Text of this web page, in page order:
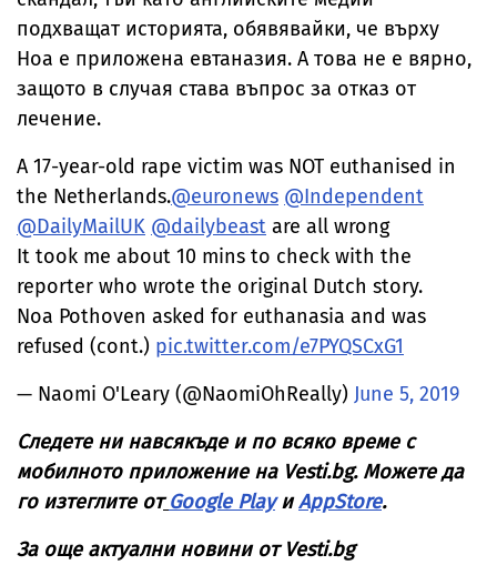
подхващат историята, обявявайки, че върху
Ноа е приложена евтаназия. А това не е вярно,
защото в случая става въпрос за отказ от
лечение.
A 17-year-old rape victim was NOT euthanised in
the Netherlands.@euronews @Independent
@DailyMailUK @dailybeast are all wrong
It took me about 10 mins to check with the
reporter who wrote the original Dutch story.
Noa Pothoven asked for euthanasia and was
refused (cont.) pic.twitter.com/e7PYQSCxG1
— Naomi O'Leary (@NaomiOhReally) June 5, 2019
Следете ни навсякъде и по всяко време с
мобилното приложение на Vesti.bg. Можете да
го изтеглите от Google PlayиAppStore.
За още актуални новини от Vesti.bg